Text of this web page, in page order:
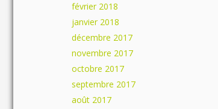
février 2018
janvier 2018
décembre 2017
novembre 2017
octobre 2017
septembre 2017
août 2017